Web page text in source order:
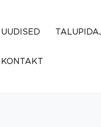
UUDISED
KONTAKT